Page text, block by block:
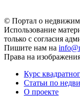
© Портал о
Использование
только с согласия
Пишите нам на
Права на
Курс
Статьи по
О проекте